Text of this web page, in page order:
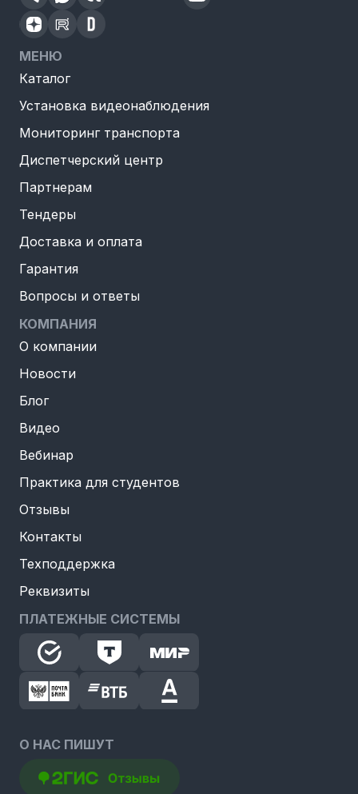
МЕНЮ
Каталог
Установка видеонаблюдения
Мониторинг транспорта
Диспетчерский центр
Партнерам
Тендеры
Доставка и оплата
Гарантия
Вопросы и ответы
КОМПАНИЯ
О компании
Новости
Блог
Видео
Вебинар
Практика для студентов
Отзывы
Контакты
Техподдержка
Реквизиты
ПЛАТЕЖНЫЕ СИСТЕМЫ
О НАС ПИШУТ